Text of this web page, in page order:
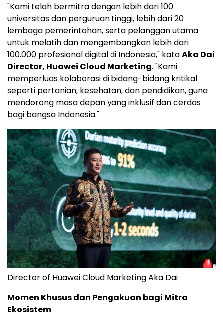
"Kami telah bermitra dengan lebih dari 100
universitas dan perguruan tinggi, lebih dari 20
lembaga pemerintahan, serta pelanggan utama
untuk melatih dan mengembangkan lebih dari
100.000 profesional digital di Indonesia," kataAka Dai
Director, Huawei Cloud Marketing. "Kami
memperluas kolaborasi di bidang-bidang kritikal
seperti pertanian, kesehatan, dan pendidikan, guna
mendorong masa depan yang inklusif dan cerdas
bagi bangsa Indonesia."
Director of Huawei Cloud Marketing Aka Dai
Momen Khusus dan Pengakuan bagi Mitra
Ekosistem